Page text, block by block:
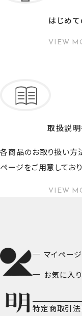
はじめ
VIEW
取扱説
各商品のお取り扱い方
ページをご用意しており
VIEW
マイページ
お気に入
特定商取引法